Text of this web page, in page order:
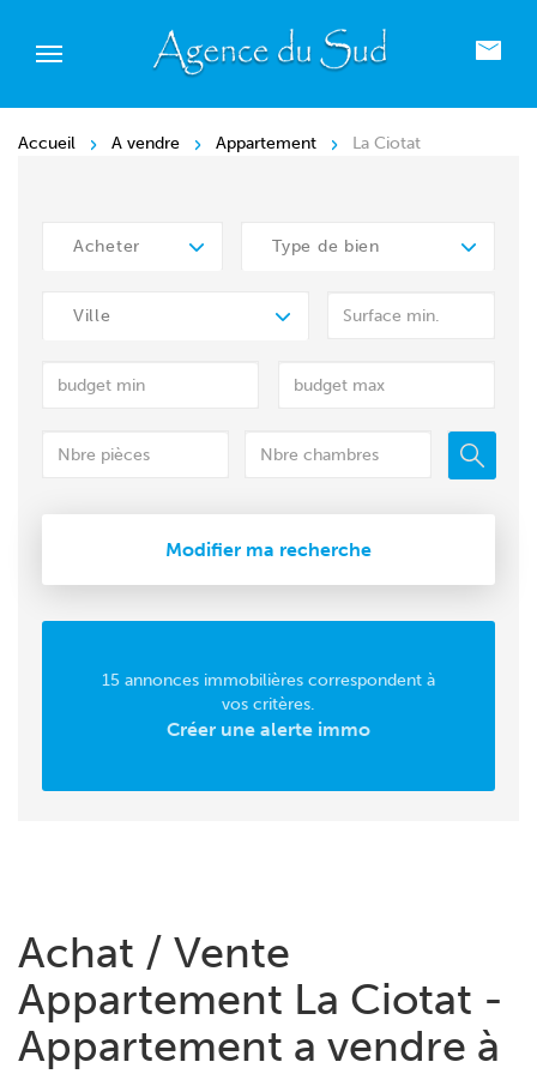
Accueil A vendre Appartement La Ciotat
Acheter Type de bien
Ville
Modifier ma recherche
15 annonces immobilières correspondent à
vos critères.
Créer une alerte immo
Achat / Vente
Appartement La Ciotat -
Appartement a vendre à